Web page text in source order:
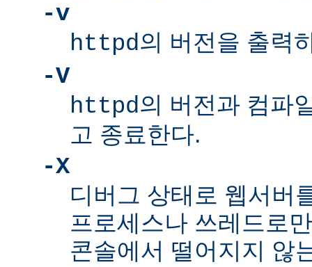
-v
httpd의 버전을 출력
-V
httpd의 버전과 컴파
고 종료한다.
-X
디버그 상태로 웹서버
프로세스나 쓰레드로
콘솔에서 떨어지지 않